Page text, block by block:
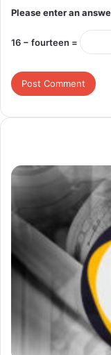
Please enter an
16 − fourteen =